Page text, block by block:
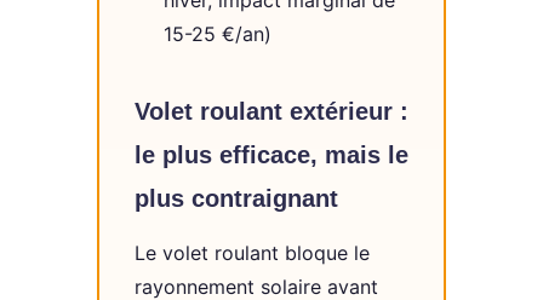
15-25 €/an)
Volet roulant extérieur :
le plus efficace, mais le
plus contraignant
Le volet roulant bloque le
rayonnement solaire avant